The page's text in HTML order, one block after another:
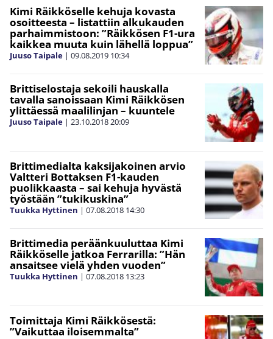
Kimi Räikköselle kehuja kovasta
osoitteesta – listattiin alkukauden
parhaimmistoon: ”Räikkösen F1-ura
kaikkea muuta kuin lähellä loppua”
Juuso Taipale | 09.08.2019 10:34
Brittiselostaja sekoili hauskalla
tavalla sanoissaan Kimi Räikkösen
ylittäessä maalilinjan – kuuntele
Juuso Taipale | 23.10.201820:09
Brittimedialta kaksijakoinen arvio
Valtteri Bottaksen F1-kauden
puolikkaasta – sai kehuja hyvästä
työstään ”tukikuskina”
Tuukka Hyttinen | 07.08.2018 14:30
Brittimedia peräänkuuluttaa Kimi
Räikköselle jatkoa Ferrarilla: ”Hän
ansaitsee vielä yhden vuoden”
Tuukka Hyttinen | 07.08.2018 13:23
Toimittaja Kimi Räikkösestä:
”Vaikuttaa iloisemmalta”